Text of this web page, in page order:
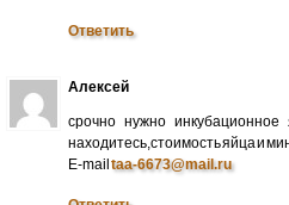
Ответить
Алексей
срочно нужно
находитесь,стоимость яйца и
E-mailtaa-6673@mail.ru